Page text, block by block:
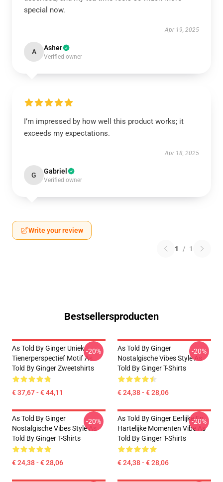
special now.
Apr 19, 2025
A Asher
Verified owner
I’m impressed by how well this product works; it
exceeds my expectations.
Apr 18, 2025
G Gabriel
Verified owner
Write your review
1 / 1
Bestsellersproducten
As Told By Ginger Uniek
Tienerperspectief Motif As
Told By Ginger Zweetshirts
€ 37,67 - € 44,11
-20%
As Told By Ginger
Nostalgische Vibes Style As
Told By Ginger T-Shirts
€ 24,38 - € 28,06
-20%
As Told By Ginger
Nostalgische Vibes Style As
Told By Ginger T-Shirts
€ 24,38 - € 28,06
-20%
As Told By Ginger Eerlijke En
Hartelijke Momenten Vibe As
Told By Ginger T-Shirts
€ 24,38 - € 28,06
-20%